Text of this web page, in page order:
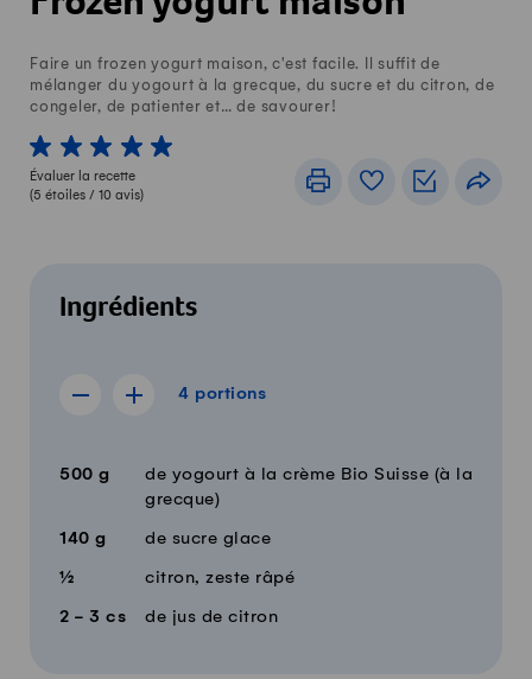
Faire un frozen yogurt maison, c'est facile. Il suffit de
mélanger du yogourt à la grecque, du sucre et du citron, de
congeler, de patienter et… de savourer!
1 von 5 étoiles
2 von 5 étoiles
3 von 5 étoiles
4 von 5 étoiles
5 von 5 étoiles
Évaluer la recette
(5 étoiles / 10 avis)
ImprimerLivre de recettes
Listes de
Ingrédients
4 portions
Afficher la recette de 3 portions
Afficher la recette de 5 portions
4 portions
Quantité Ingrédients
500 g
de yogourt à la crème Bio Suisse (à la
grecque)
140 g de sucre glace
½ citron, zeste râpé
2 - 3 cs de jus de citron